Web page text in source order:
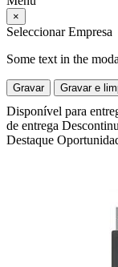
×
Seleccionar Empresa
Some text in the
Gravar Gravar e
Disponível para
de entrega
Destaque